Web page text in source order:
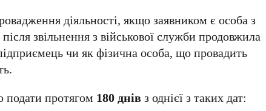
діяльності, якщо заявником є особа з
звільнення з військової служби продовжила
чи як фізична особа, що провадить
подати протягом 180 днівз однієї з таких дат: